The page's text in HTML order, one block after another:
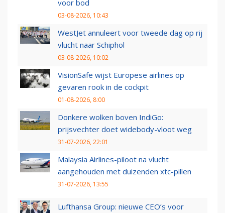
voor bod
03-08-2026, 10:43
WestJet annuleert voor tweede dag op rij
vlucht naar Schiphol
03-08-2026, 10:02
VisionSafe wijst Europese airlines op
gevaren rook in de cockpit
01-08-2026, 8:00
Donkere wolken boven IndiGo:
prijsvechter doet widebody-vloot weg
31-07-2026, 22:01
Malaysia Airlines-piloot na vlucht
aangehouden met duizenden xtc-pillen
31-07-2026, 13:55
Lufthansa Group: nieuwe CEO’s voor